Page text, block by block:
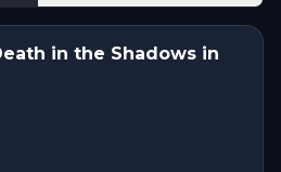
in the Shadows in